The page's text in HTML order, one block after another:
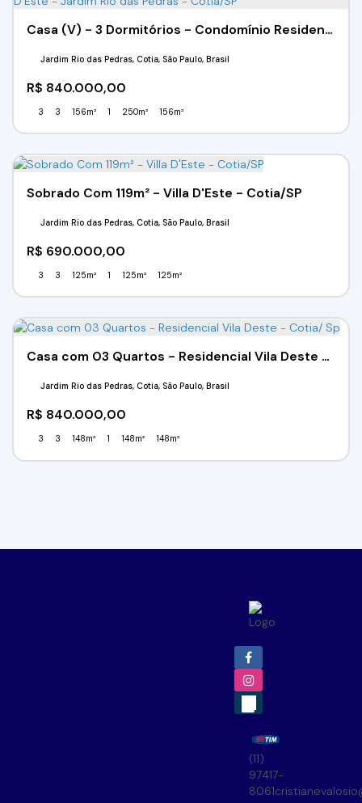
Casa (V) - 3 Dormitórios - Condomínio Residencial Villa D'Este - Jardim Rio das Pedras - Cotia/SP
R$ 840.000,00
Jardim Rio das Pedras, Cotia, São Paulo, Brasil
3 3 156m² 1 250m² 156m²
Sobrado Com 119m² - Villa D'Este - Cotia/SP
R$ 690.000,00
Jardim Rio das Pedras, Cotia, São Paulo, Brasil
3 3 125m² 1 125m² 125m²
Casa com 03 Quartos - Residencial Vila Deste - Cotia/ Sp
R$ 840.000,00
Jardim Rio das Pedras, Cotia, São Paulo, Brasil
3 3 148m² 1 148m² 148m²
(11)
97417-
8061